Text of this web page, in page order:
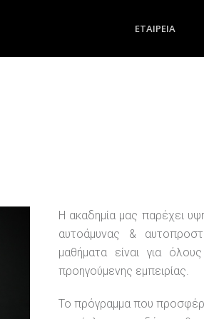
ΕΤΑΙΡΕΊΑ
Η ακαδημία μας παρέχει
αυτοάμυνας &
μαθήματα είναι για
προηγούμενης εμπειρίας.
Το πρόγραμμα που